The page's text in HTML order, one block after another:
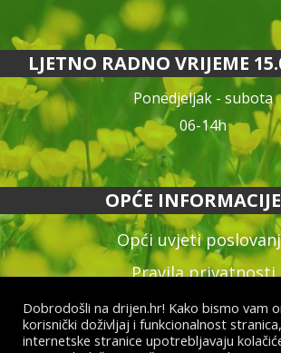
LJETNO RADNO VRIJEME
Ponedjeljak - subota
06-14h
OPĆE INFORMACIJE
Opći uvjeti
Pravila privatnosti
Reklamacija
Način plaćanja &
Dobrodošli na drijen.hr! Kako bismo vam
korisnički doživljaj i funkcionalnost
internetske stranice upotrebljavaju